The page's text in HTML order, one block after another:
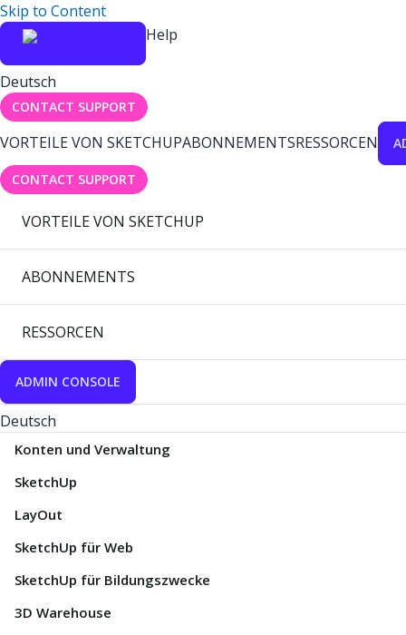
Skip to Content
Help
Deutsch
CONTACT SUPPORT
VORTEILE VON SKETCHUPABONNEMENTSRESSORCEN
CONTACT SUPPORT
VORTEILE VON SKETCHUP
ABONNEMENTS
RESSORCEN
ADMIN CONSOLE
Deutsch
Konten und Verwaltung
SketchUp
LayOut
SketchUp für Web
SketchUp für Bildungszwecke
3D Warehouse